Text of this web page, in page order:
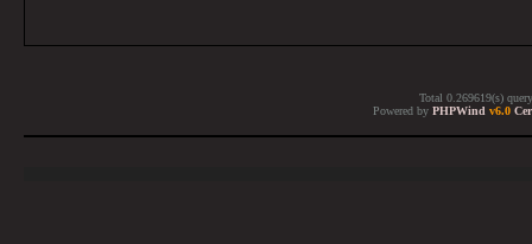
Total 0.269619(s)
Powered by PHPWind v6.0